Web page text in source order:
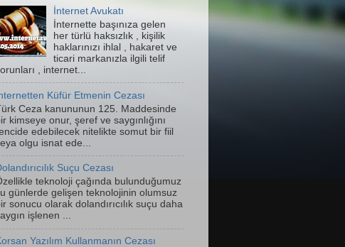
İnternet Avukatı
İnternette başınıza gelen
her türlü haksızlık , kişilik
haklarınızı ihlal , hakaret ve
ticari markanızla ilgili telif
, internet...
Küfür Etmenin Cezası
Ceza kanununun 125. Maddesinde
kimseye onur, şeref ve saygınlığını
edebilecek nitelikte somut bir fiil
olgu isnat ede...
Suçu Cezası
teknoloji çağında bulunduğumuz
günlerde gelişen teknolojinin olumsuz
sonucu olarak dolandırıcılık suçu daha
işlenen ...
Yazılım Kullanmanın Cezası